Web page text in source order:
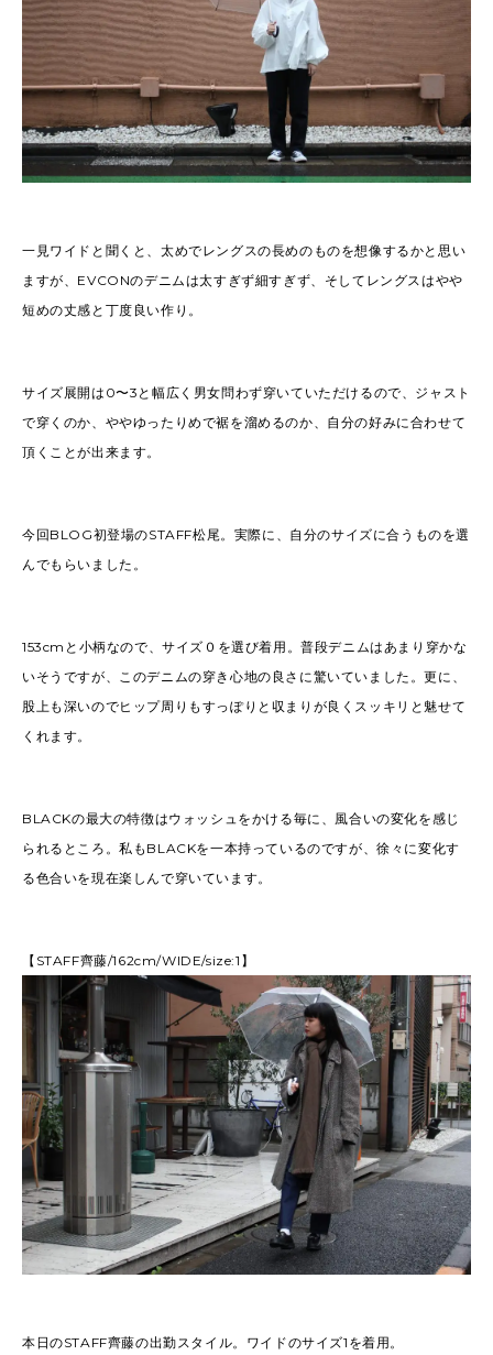
一見ワイドと聞くと、太めでレングスの長めのものを想像するかと思い
ますが、EVCONのデニムは太すぎず細すぎず、そしてレングスはやや
短めの丈感と丁度良い作り。
サイズ展開は0〜3と幅広く男女問わず穿いていただけるので、ジャスト
で穿くのか、ややゆったりめで裾を溜めるのか、自分の好みに合わせて
頂くことが出来ます。
今回BLOG初登場のSTAFF松尾。実際に、自分のサイズに合うものを選
んでもらいました。
153cmと小柄なので、サイズ０を選び着用。普段デニムはあまり穿かな
いそうですが、このデニムの穿き心地の良さに驚いていました。更に、
股上も深いのでヒップ周りもすっぽりと収まりが良くスッキリと魅せて
くれます。
BLACKの最大の特徴はウォッシュをかける毎に、風合いの変化を感じ
られるところ。私もBLACKを一本持っているのですが、徐々に変化す
る色合いを現在楽しんで穿いています。
【STAFF齊藤/162cm/WIDE/size:1】
本日のSTAFF齊藤の出勤スタイル。ワイドのサイズ1を着用。